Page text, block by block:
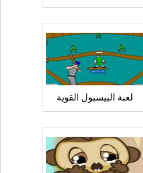
لعبة البيسبول القوية